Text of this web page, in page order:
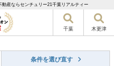
産ならセンチュリー21千葉リアルティー
千葉 木更津
条件を選び直す